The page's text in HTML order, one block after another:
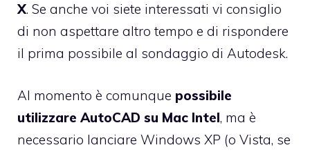
X. Se anche voi siete interessati vi consiglio
di non aspettare altro tempo e di rispondere
il prima possibile al sondaggio di Autodesk.
Al momento è comunque possibile
utilizzare AutoCAD su Mac Intel, ma è
necessario lanciare Windows XP (o Vista, se